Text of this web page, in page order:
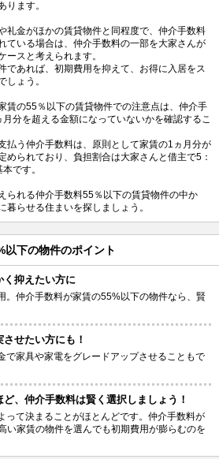
ります。
礼金がほかの賃貸物件と同程度で、仲介手数料
ている場合は、仲介手数料の一部を大家さんが
ースと考えられます。
であれば、初期費用を抑えて、お得に入居をス
しょう。
賃の55％以下の賃貸物件での注意点は、仲介手
分を超える金額になっていないかを確認するこ
払う仲介手数料は、原則として家賃の1ヵ月分が
められており、負担割合は大家さんと借主で5：
です。
られる仲介手数料55％以下の賃貸物件の中か
暮らせる住まいを探しましょう。
以下の物件のポイント
く抑えたい方に
。仲介手数料が家賃の55%以下の物件なら、賢
せたい方にも！
で家具や家電をグレードアップさせることもで
、仲介手数料は賢く選択しましょう！
って決まることがほとんどです。仲介手数料が
い家賃の物件を選んでも初期費用が膨らむのを